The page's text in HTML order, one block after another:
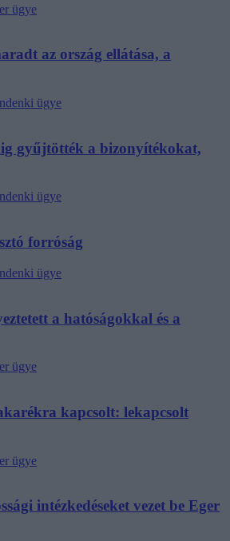
ügye
az ország ellátása, a
ügye
gyűjtötték a bizonyítékokat,
ügye
forróság
ügye
a hatóságokkal és a
ügye
kapcsolt: lekapcsolt
ügye
intézkedéseket vezet be Eger